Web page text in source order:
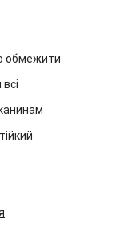
обмежити